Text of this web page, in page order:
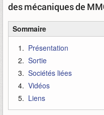
des mécaniques de
Sommaire
Présentation
Sortie
Sociétés liées
Vidéos
Liens